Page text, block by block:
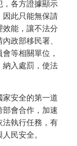
，各方證據顯示
因此只能無保請
能，讓不法分
政部移民署、
等相關單位，
納入處罰，使法
安全的第一道
會合作，加速
法執行任務，有
民安全。